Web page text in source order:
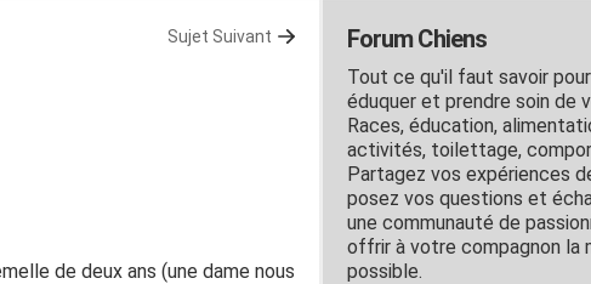
Sujet Suivant
de deux ans (une dame nous
Forum Chiens
Tout ce qu'il faut savoir
éduquer et prendre soin de
Races, éducation,
activités, toilettage,
Partagez vos expériences
posez vos questions et
une communauté de
offrir à votre compagnon la
possible.